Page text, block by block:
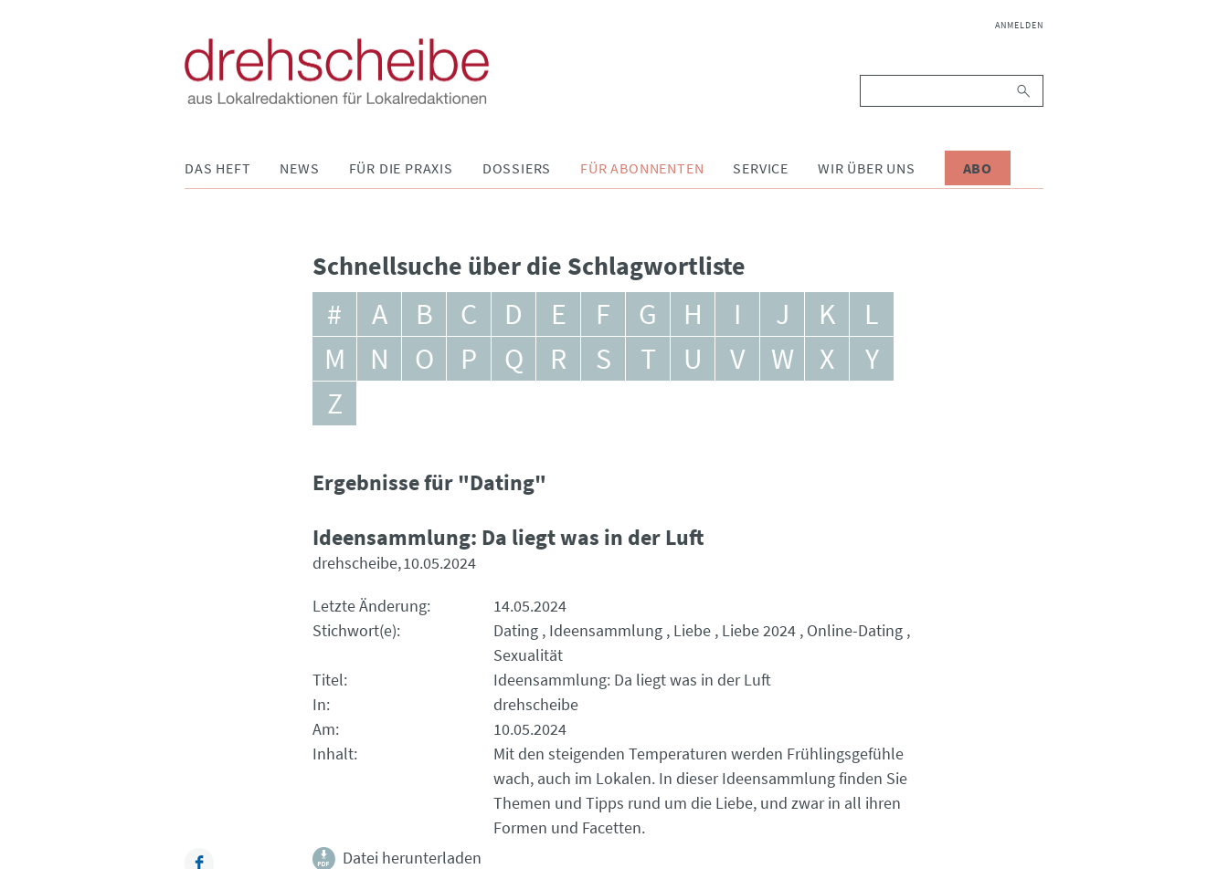
NAVIGATION
ANMELDEN
DAS HEFT NEWS FÜR DIE PRAXIS DOSSIERS FÜR ABONNENTEN SERVICE WIR ÜBER UNS ABO
Schnellsuche über die Schlagwortliste
# A B C D E F G H I J K
L
M
N O P Q R S T U V W X
Y
Z
Ergebnisse für "Dating"
Ideensammlung: Da liegt was in der Luft
drehscheibe 10.05.2024
Letzte Änderung
14.05.2024
Stichwort(e)
Dating Ideensammlung Liebe Liebe 2024 Online-Dating
Sexualität
Titel
Ideensammlung: Da liegt was in der Luft
In
drehscheibe
Am
10.05.2024
Inhalt
Mit den steigenden Temperaturen werden Frühlingsgefühle
wach, auch im Lokalen. In dieser Ideensammlung finden Sie
Themen und Tipps rund um die Liebe, und zwar in all ihren
Formen und Facetten.
Datei herunterladen